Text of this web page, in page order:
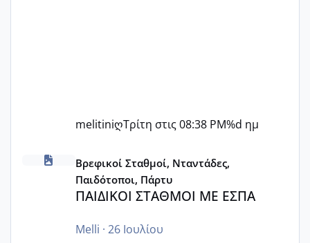
melitiniღΤρίτη στις 08:38 PM%d ημ
ΠΑΙΔΙΚΟΙ ΣΤΑΘΜΟΙ ΜΕ ΕΣΠΑ
Βρεφικοί Σταθμοί, Νταντάδες,
Παιδότοποι, Πάρτυ
ΠΑΙΔΙΚΟΙ ΣΤΑΘΜΟΙ ΜΕ ΕΣΠΑ
Melli · 26 Ιουλίου